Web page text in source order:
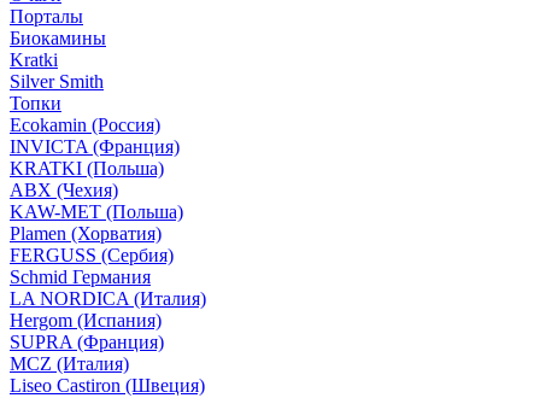
Порталы
Биокамины
Kratki
Silver Smith
Топки
Ecokamin (Россия)
INVICTA (Франция)
KRATKI (Польша)
ABX (Чехия)
KAW-MET (Польша)
Plamen (Хорватия)
FERGUSS (Сербия)
Schmid Германия
LA NORDICA (Италия)
Hergom (Испания)
SUPRA (Франция)
MCZ (Италия)
Liseo Castiron (Швеция)